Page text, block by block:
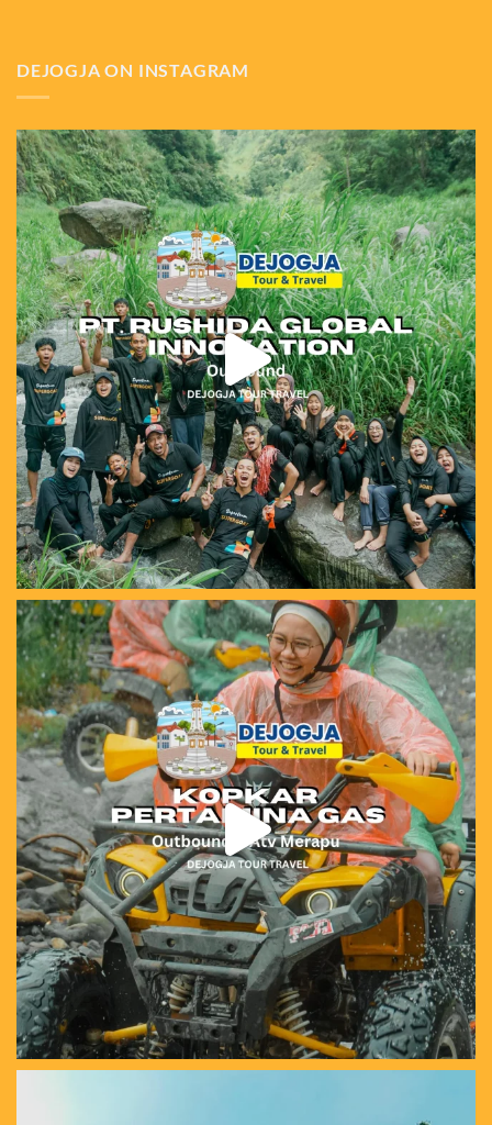
DEJOGJA ON INSTAGRAM